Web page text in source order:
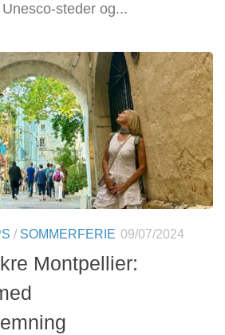
steder og...
/ SOMMERFERIE 09/07/2024
Montpellier: